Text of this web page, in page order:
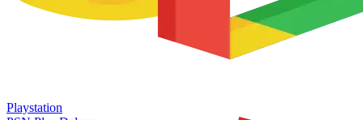
Playstation